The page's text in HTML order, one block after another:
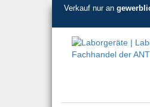
Verkauf nur an